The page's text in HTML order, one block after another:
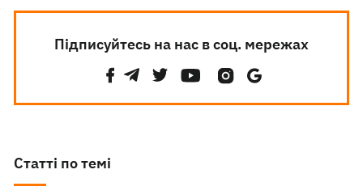
Підписуйтесь на нас в соц. мережах
Статті по темі